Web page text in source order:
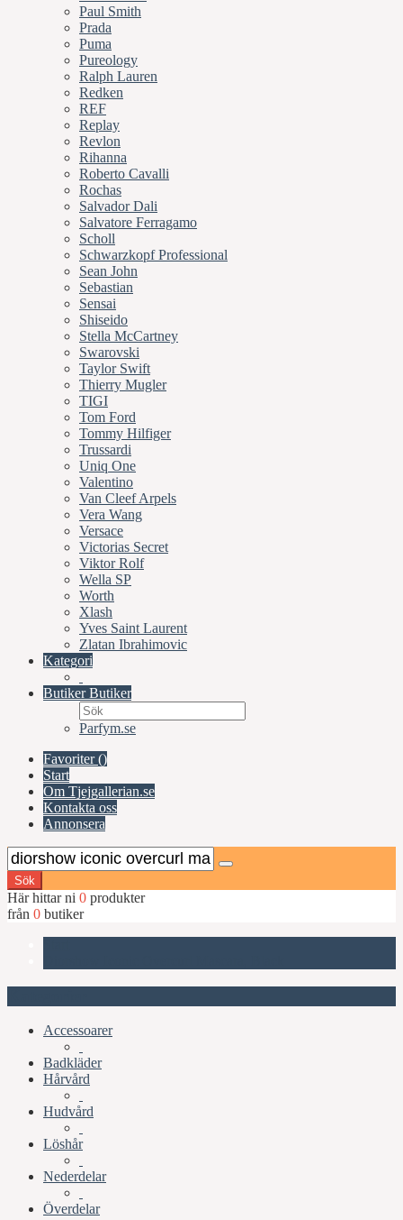
Paul Smith
Prada
Puma
Pureology
Ralph Lauren
Redken
REF
Replay
Revlon
Rihanna
Roberto Cavalli
Rochas
Salvador Dali
Salvatore Ferragamo
Scholl
Schwarzkopf Professional
Sean John
Sebastian
Sensai
Shiseido
Stella McCartney
Swarovski
Taylor Swift
Thierry Mugler
TIGI
Tom Ford
Tommy Hilfiger
Trussardi
Uniq One
Valentino
Van Cleef Arpels
Vera Wang
Versace
Victorias Secret
Viktor Rolf
Wella SP
Worth
Xlash
Yves Saint Laurent
Zlatan Ibrahimovic
Kategori
ButikerButiker
Parfym.se
Favoriter ()
Start
Om Tjejgallerian.se
Kontakta oss
Annonsera
Sök
Här hittar ni 0 produkter
från 0 butiker
Accessoarer
Badkläder
Hårvård
Hudvård
Löshår
Nederdelar
Överdelar